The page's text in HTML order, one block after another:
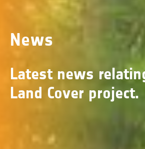
News
Latest news
Land Cover project.